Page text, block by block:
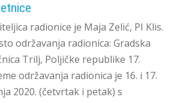
radionice je Maja Zelić, PI Klis.
održavanja radionica: Gradska
Trilj, Poljičke republike 17.
održavanja radionica je 16. i 17.
2020. (četvrtak i petak) s